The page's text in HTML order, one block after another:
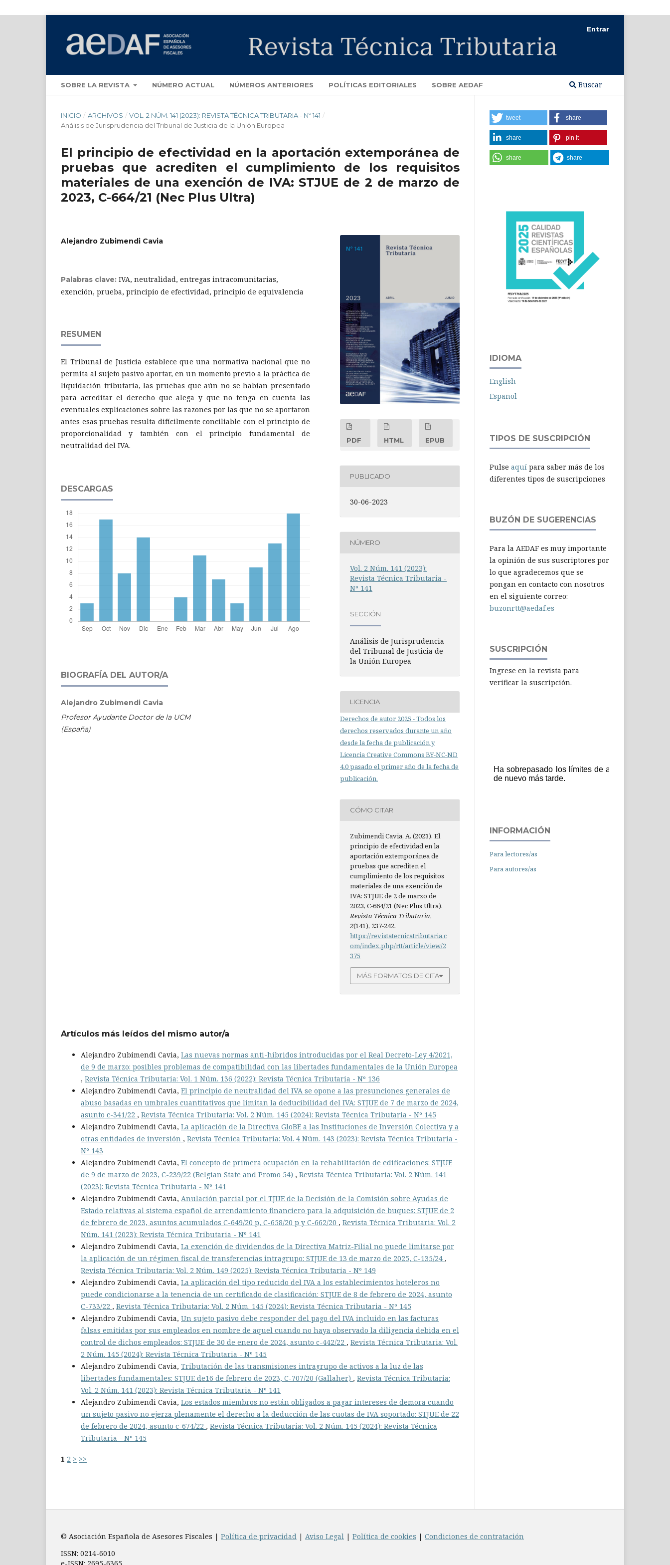
SOBRE LA REVISTA NÚMERO ACTUAL NÚMEROS ANTERIORES POLÍTICAS EDITORIALES SOBRE AEDAF Buscar
Entrar
INICIO / ARCHIVOS / VOL. 2 NÚM. 141 (2023): REVISTA TÉCNICA TRIBUTARIA - Nº 141 /
Análisis de Jurisprudencia del Tribunal de Justicia de la Unión Europea
El principio de efectividad en la aportación extemporánea de
pruebas que acrediten el cumplimiento de los requisitos
materiales de una exención de IVA: STJUE de 2 de marzo de
2023, C-664/21 (Nec Plus Ultra)
Alejandro Zubimendi Cavia
Palabras clave: IVA, neutralidad, entregas intracomunitarias,
exención, prueba, principio de efectividad, principio de equivalencia
RESUMEN
El Tribunal de Justicia establece que una normativa nacional que no
permita al sujeto pasivo aportar, en un momento previo a la práctica de
liquidación tributaria, las pruebas que aún no se habían presentado
para acreditar el derecho que alega y que no tenga en cuenta las
eventuales explicaciones sobre las razones por las que no se aportaron
antes esas pruebas resulta difícilmente conciliable con el principio de
proporcionalidad y también con el principio fundamental de
neutralidad del IVA.
DESCARGAS
BIOGRAFÍA DEL AUTOR/A
Alejandro Zubimendi Cavia
Profesor Ayudante Doctor de la UCM
(España)
PDF HTML EPUB
PUBLICADO
30-06-2023
NÚMERO
Vol. 2 Núm. 141 (2023):
Revista Técnica Tributaria -
Nº 141
SECCIÓN
Análisis de Jurisprudencia
del Tribunal de Justicia de
la Unión Europea
LICENCIA
Derechos de autor 2025 - Todos los
derechos reservados durante un año
desde la fecha de publicación y
Licencia Creative Commons BY-NC-ND
4.0 pasado el primer año de la fecha de
publicación.
CÓMO CITAR
Zubimendi Cavia, A. (2023). El
principio de efectividad en la
aportación extemporánea de
pruebas que acrediten el
cumplimiento de los requisitos
materiales de una exención de
IVA: STJUE de 2 de marzo de
2023, C-664/21 (Nec Plus Ultra).
Revista Técnica Tributaria,
2(141), 237-242.
https://revistatecnicatributaria.c
om/index.php/rtt/article/view/2
375
MÁS FORMATOS DE CITA
Artículos más leídos del mismo autor/a
Alejandro Zubimendi Cavia, Las nuevas normas anti-híbridos introducidas por el Real Decreto-Ley 4/2021,
de 9 de marzo: posibles problemas de compatibilidad con las libertades fundamentales de la Unión Europea
, Revista Técnica Tributaria: Vol. 1 Núm. 136 (2022): Revista Técnica Tributaria - Nº 136
Alejandro Zubimendi Cavia, El principio de neutralidad del IVA se opone a las presunciones generales de
abuso basadas en umbrales cuantitativos que limitan la deducibilidad del IVA: STJUE de 7 de marzo de 2024,
asunto c-341/22 , Revista Técnica Tributaria: Vol. 2 Núm. 145 (2024): Revista Técnica Tributaria - Nº 145
Alejandro Zubimendi Cavia, La aplicación de la Directiva GloBE a las Instituciones de Inversión Colectiva y a
otras entidades de inversión , Revista Técnica Tributaria: Vol. 4 Núm. 143 (2023): Revista Técnica Tributaria -
Nº 143
Alejandro Zubimendi Cavia, El concepto de primera ocupación en la rehabilitación de edificaciones: STJUE
de 9 de marzo de 2023, C-239/22 (Belgian State and Promo 54) , Revista Técnica Tributaria: Vol. 2 Núm. 141
(2023): Revista Técnica Tributaria - Nº 141
Alejandro Zubimendi Cavia, Anulación parcial por el TJUE de la Decisión de la Comisión sobre Ayudas de
Estado relativas al sistema español de arrendamiento financiero para la adquisición de buques: STJUE de 2
de febrero de 2023, asuntos acumulados C-649/20 p, C-658/20 p y C-662/20 , Revista Técnica Tributaria: Vol. 2
Núm. 141 (2023): Revista Técnica Tributaria - Nº 141
Alejandro Zubimendi Cavia, La exención de dividendos de la Directiva Matriz-Filial no puede limitarse por
la aplicación de un régimen fiscal de transferencias intragrupo: STJUE de 13 de marzo de 2025, C-135/24 ,
Revista Técnica Tributaria: Vol. 2 Núm. 149 (2025): Revista Técnica Tributaria - Nº 149
Alejandro Zubimendi Cavia, La aplicación del tipo reducido del IVA a los establecimientos hoteleros no
puede condicionarse a la tenencia de un certificado de clasificación: STJUE de 8 de febrero de 2024, asunto
C-733/22 , Revista Técnica Tributaria: Vol. 2 Núm. 145 (2024): Revista Técnica Tributaria - Nº 145
Alejandro Zubimendi Cavia, Un sujeto pasivo debe responder del pago del IVA incluido en las facturas
falsas emitidas por sus empleados en nombre de aquel cuando no haya observado la diligencia debida en el
control de dichos empleados: STJUE de 30 de enero de 2024, asunto c-442/22 , Revista Técnica Tributaria: Vol.
2 Núm. 145 (2024): Revista Técnica Tributaria - Nº 145
Alejandro Zubimendi Cavia, Tributación de las transmisiones intragrupo de activos a la luz de las
libertades fundamentales: STJUE de16 de febrero de 2023, C-707/20 (Gallaher) , Revista Técnica Tributaria:
Vol. 2 Núm. 141 (2023): Revista Técnica Tributaria - Nº 141
Alejandro Zubimendi Cavia, Los estados miembros no están obligados a pagar intereses de demora cuando
un sujeto pasivo no ejerza plenamente el derecho a la deducción de las cuotas de IVA soportado: STJUE de 22
de febrero de 2024, asunto c-674/22 , Revista Técnica Tributaria: Vol. 2 Núm. 145 (2024): Revista Técnica
Tributaria - Nº 145
1 2 > >>
tweet share
share pin it
share share
IDIOMA
English
Español
TIPOS DE SUSCRIPCIÓN
Pulse aquí para saber más de los
diferentes tipos de suscripciones
BUZÓN DE SUGERENCIAS
Para la AEDAF es muy importante
la opinión de sus suscriptores por
lo que agradecemos que se
pongan en contacto con nosotros
en el siguiente correo:
buzonrtt@aedaf.es
SUSCRIPCIÓN
Ingrese en la revista para
verificar la suscripción.
INFORMACIÓN
Para lectores/as
Para autores/as
© Asociación Española de Asesores Fiscales | Política de privacidad | Aviso Legal | Política de cookies | Condiciones de contratación
ISSN: 0214-6010